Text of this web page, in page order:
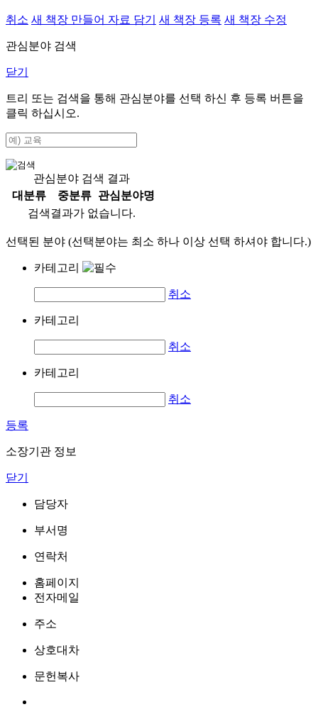
취소 새 책장 만들어 자료 담기 새 책장 등록 새 책장 수정
관심분야 검색
닫기
트리 또는 검색을 통해 관심분야를 선택 하신 후 등록 버튼을
클릭 하십시오.
관심분야 검색 결과
대분류
중분류
관심분야명
검색결과가 없습니다.
선택된 분야 (선택분야는 최소 하나 이상 선택 하셔야 합니다.)
카테고리
취소
카테고리
취소
카테고리
취소
등록
소장기관 정보
닫기
담당자
부서명
연락처
홈페이지
전자메일
주소
상호대차
문헌복사